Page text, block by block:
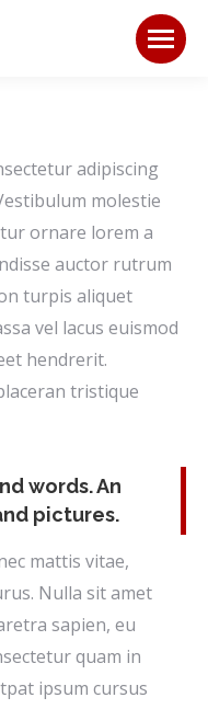
adipiscing
molestie
ornare lorem a
auctor rutrum
turpis aliquet
vel lacus euismod
hendrerit.
tristique
words. An
pictures.
mattis vitae,
Nulla sit amet
sapien, eu
quam in
ipsum cursus